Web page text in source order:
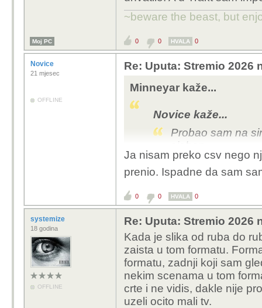
~beware the beast, but
Moj PC 0 0 HVALA 0
Novice
21 mjesec
OFFLINE
Re: Uputa: Stremio 2026
Minneyar kaže...
Novice kaže...
Probao sam na
sjeban
Kako? Ja sam mislim
sve ok
Ja nisam preko csv nego
prenio. Ispadne da sam
0 0 HVALA 0
systemize
18 godina
OFFLINE
Re: Uputa: Stremio 2026
Kada je slika od ruba do
zaista u tom formatu.
formatu, zadnji koji sam
nekim scenama u tom
crte i ne vidis, dakle nije
uzeli ocito mali tv.